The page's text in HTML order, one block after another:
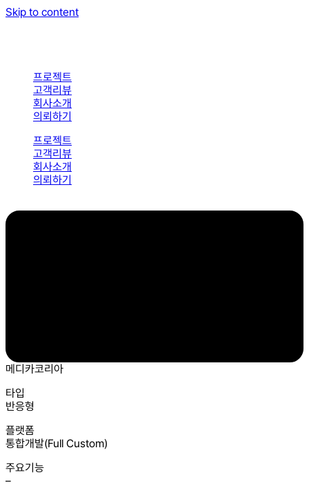
Skip to content
프로젝트
고객리뷰
회사소개
의뢰하기
프로젝트
고객리뷰
회사소개
의뢰하기
메디카코리아
타입
반응형
플랫폼
통합개발(Full Custom)
주요기능
–